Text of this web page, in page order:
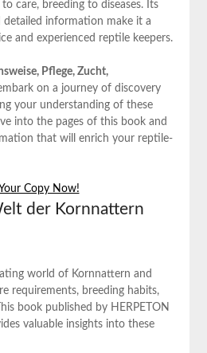
care, breeding to diseases. Its
information make it a
and experienced reptile keepers.
Pflege, Zucht,
on a journey of discovery
your understanding of these
into the pages of this book and
that will enrich your reptile-
Copy Now!
der Kornnattern
world of Kornnattern and
requirements, breeding habits,
book published by HERPETON
valuable insights into these